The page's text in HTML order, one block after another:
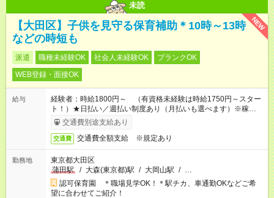
未読
NEW
【大田区】子供を見守る保育補助＊10時～13時
などの時短も
派遣 職種未経験OK 社会人未経験OK
ブランクOK
WEB登録・面接OK
給与
経験者：時給1800円～ （有資格未経験は時給1750円～スター
ト！）★日払い／週払い制度あり（月払いも選べます）※稼働開
始時は手続き完了次第のお支払いとなります★フルタイムできる
方は100円アップ！
交通費別途支給あり
交通費 交通費全額支給 ※規定あり
勤務地
東京都大田区
蒲田駅
/ 大森(東京都)駅 / 大岡山駅 / …
認可保育園 ＊職場見学OK！＊駅チカ、車通勤OKなどご希
望に合わせてご紹介！